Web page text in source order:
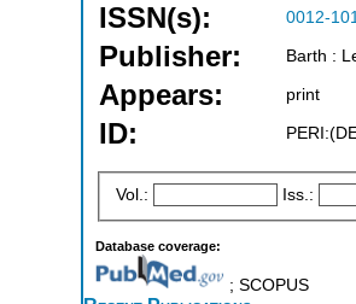
ISSN(s): 0012-
Publisher: Barth :
Appears: print
ID:
Vol.: Iss.:
Database coverage:
; SCOPUS